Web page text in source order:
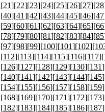
[21][22][23][24][25][26][27][28
[40][41][42][43][44][45][46][47
[59][60][61][62][63][64][65][66
[78][79][80][81][82][83][84][85
[97][98][99][100][101][102][
[112][113][114][115][116][117][
[126][127][128][129][130][131
[140][141][142][143][144][145
[154][155][156][157][158][159
[168][169][170][171][172][173
[182][183][184][185][186][187